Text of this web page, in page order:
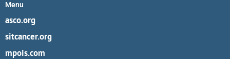
Menu
asco.org
sitcancer.org
mpois.com